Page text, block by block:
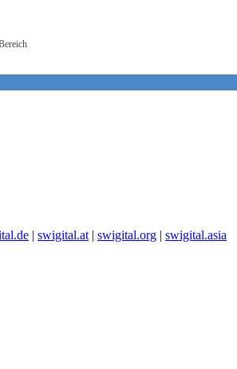
| swigital.at | swigital.org | swigital.asia